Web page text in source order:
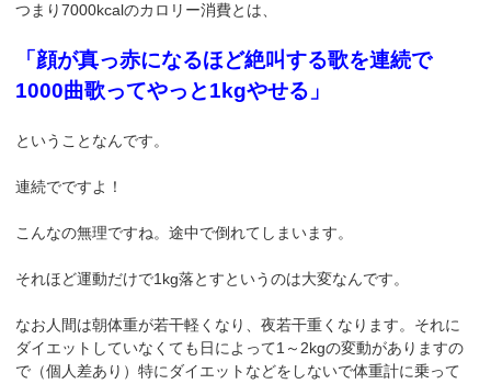
つまり7000kcalのカロリー消費とは、
「顔が真っ赤になるほど絶叫する歌を連続で
1000曲歌ってやっと1kgやせる」
ということなんです。
連続でですよ！
こんなの無理ですね。途中で倒れてしまいます。
それほど運動だけで1kg落とすというのは大変なんです。
なお人間は朝体重が若干軽くなり、夜若干重くなります。それに
ダイエットしていなくても日によって1～2kgの変動がありますの
で（個人差あり）特にダイエットなどをしないで体重計に乗って